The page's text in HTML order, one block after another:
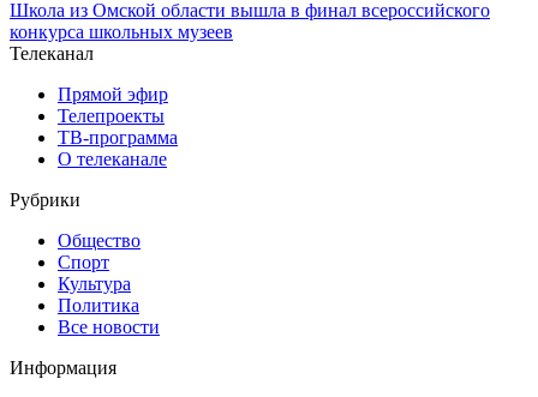
Школа из Омской области вышла в финал всероссийского
конкурса школьных музеев
Телеканал
Прямой эфир
Телепроекты
ТВ-программа
О телеканале
Рубрики
Общество
Спорт
Культура
Политика
Все новости
Информация